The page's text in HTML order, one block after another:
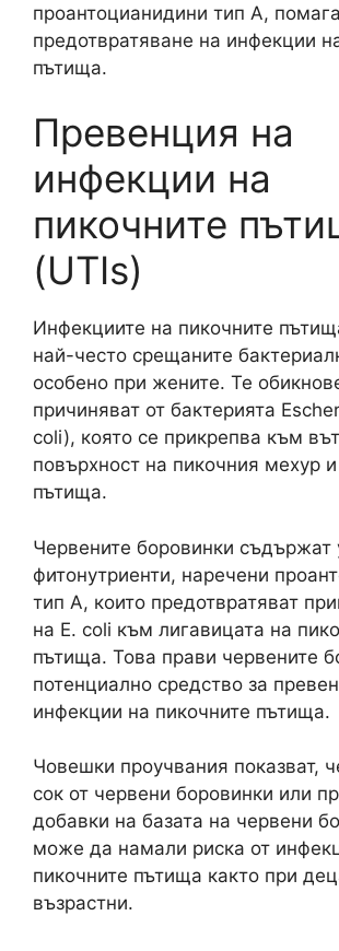
проантоцианидини тип A,
предотвратяване на инфекции
пътища.
Превенция на
инфекции на
пикочните
(UTIs)
Инфекциите на пикочните
най-често срещаните
особено при жените. Те
причиняват от бактерията
coli), която се прикрепва към
повърхност на пикочния мехур
пътища.
Червените боровинки съдържат
фитонутриенти, наречени
тип A, които предотвратяват
на E. coli към лигавицата на
пътища. Това прави червените
потенциално средство за
инфекции на пикочните пътища.
Човешки проучвания показват,
сок от червени боровинки или
добавки на базата на червени
може да намали риска от
пикочните пътища както при
възрастни.